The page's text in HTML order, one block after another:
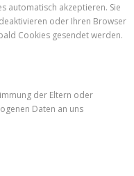
automatisch akzeptieren. Sie
oder Ihren Browser
Cookies gesendet werden.
der Eltern oder
Daten an uns